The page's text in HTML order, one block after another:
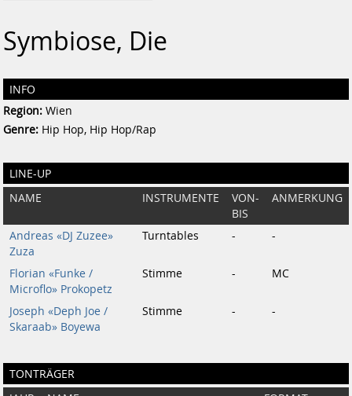
Symbiose, Die
INFO
Region: Wien
Genre: Hip Hop, Hip Hop/Rap
LINE-UP
NAME INSTRUMENTE
VON-
BIS
ANMERKUNG
Andreas «DJ Zuzee»
Zuza
Turntables - -
Florian «Funke /
Microflo» Prokopetz
Stimme - MC
Joseph «Deph Joe /
Skaraab» Boyewa
Stimme - -
TONTRÄGER